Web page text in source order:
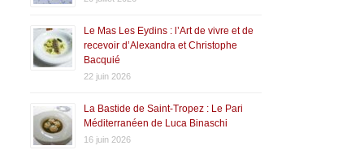
Le Mas Les Eydins : l’Art de vivre et de
recevoir d’Alexandra et Christophe
Bacquié
22 juin 2026
La Bastide de Saint-Tropez : Le Pari
Méditerranéen de Luca Binaschi
16 juin 2026